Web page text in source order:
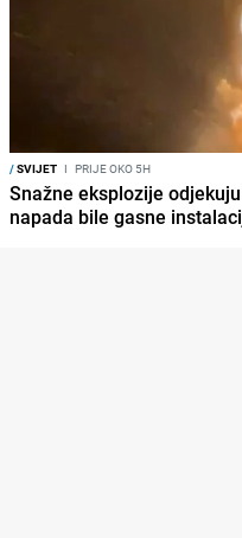
/SVIJET I PRIJE OKO 5H
Snažne eksplozije
napada bile gasne